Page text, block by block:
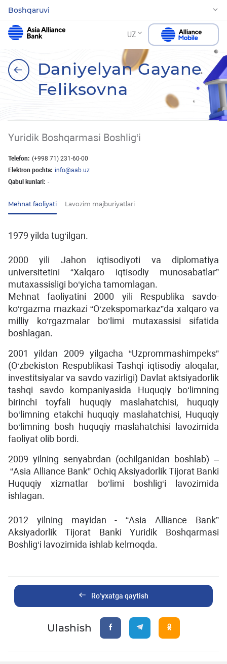
Boshqaruvi
UZ
Daniyelyan Gayane
Feliksovna
Yuridik Boshqarmasi Boshlig‘i
Telefon: (+998 71) 231-60-00
Elektron pochta: info@aab.uz
Qabul kunlari: -
Mehnat faoliyati Lavozim majburiyatlari
1979 yilda tug‘ilgan.
2000 yili Jahon iqtisodiyoti va diplomatiya
universitetini “Xalqaro iqtisodiy munosabatlar”
mutaxassisligi bo‘yicha tamomlagan.
Mehnat faoliyatini 2000 yili Respublika savdo-
ko‘rgazma mazkazi “O‘zekspomarkaz”da xalqaro va
milliy ko‘rgazmalar bo‘limi mutaxassisi sifatida
boshlagan.
2001 yildan 2009 yilgacha “Uzprommashimpeks”
(O‘zbekiston Respublikasi Tashqi iqtisodiy aloqalar,
investitsiyalar va savdo vazirligi) Davlat aktsiyadorlik
tashqi savdo kompaniyasida Huquqiy bo‘limning
birinchi toyfali huquqiy maslahatchisi, huquqiy
bo‘limning etakchi huquqiy maslahatchisi, Huquqiy
bo‘limning bosh huquqiy maslahatchisi lavozimida
faoliyat olib bordi.
2009 yilning senyabrdan (ochilganidan boshlab) –
“Asia Alliance Bank” Ochiq Aksiyadorlik Tijorat Banki
Huquqiy xizmatlar bo‘limi boshlig‘i lavozimida
ishlagan.
2012 yilning mayidan - “Asia Alliance Bank”
Aksiyadorlik Tijorat Banki Yuridik Boshqarmasi
Boshlig‘i lavozimida ishlab kelmoqda.
Ro’yxatga qaytish
Ulashish